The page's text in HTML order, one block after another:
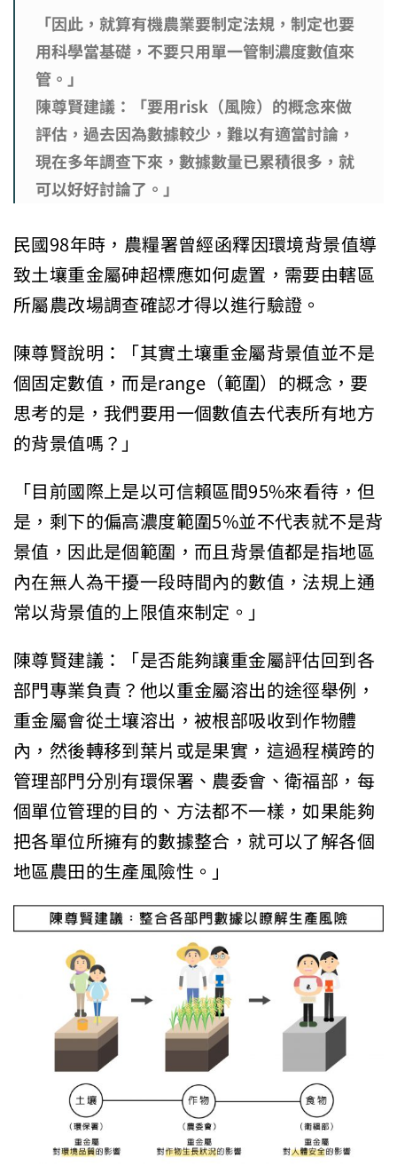
「因此，就算有機農業要制定法規，制定也要
用科學當基礎，不要只用單一管制濃度數值來
管。」
陳尊賢建議：「要用risk（風險）的概念來做
評估，過去因為數據較少，難以有適當討論，
現在多年調查下來，數據數量已累積很多，就
可以好好討論了。」
民國98年時，農糧署曾經函釋因環境背景值導
致土壤重金屬砷超標應如何處置，需要由轄區
所屬農改場調查確認才得以進行驗證。
陳尊賢說明：「其實土壤重金屬背景值並不是
個固定數值，而是range（範圍）的概念，要
思考的是，我們要用一個數值去代表所有地方
的背景值嗎？」
「目前國際上是以可信賴區間95%來看待，但
是，剩下的偏高濃度範圍5%並不代表就不是背
景值，因此是個範圍，而且背景值都是指地區
內在無人為干擾一段時間內的數值，法規上通
常以背景值的上限值來制定。」
陳尊賢建議：「是否能夠讓重金屬評估回到各
部門專業負責？他以重金屬溶出的途徑舉例，
重金屬會從土壤溶出，被根部吸收到作物體
內，然後轉移到葉片或是果實，這過程橫跨的
管理部門分別有環保署、農委會、衛福部，每
個單位管理的目的、方法都不一樣，如果能夠
把各單位所擁有的數據整合，就可以了解各個
地區農田的生產風險性。」